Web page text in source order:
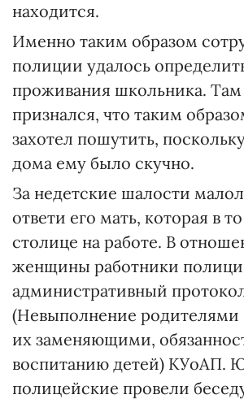
находится.
Именно таким образом
полиции удалось
проживания школьника.
признался, что таким
захотел пошутить,
дома ему было скучно.
За недетские шалости
ответи его мать, которая в
столице на работе. В
женщины работники
административный
(Невыполнение
их заменяющими,
воспитанию детей) КУоАП.
полицейские провели